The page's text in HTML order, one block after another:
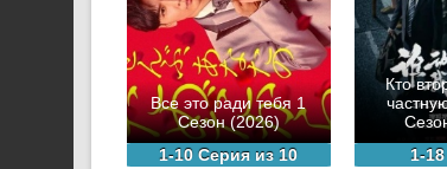
Все это ради тебя 1
Сезон (2026)
1-10 Серия из 10
Кто
1-